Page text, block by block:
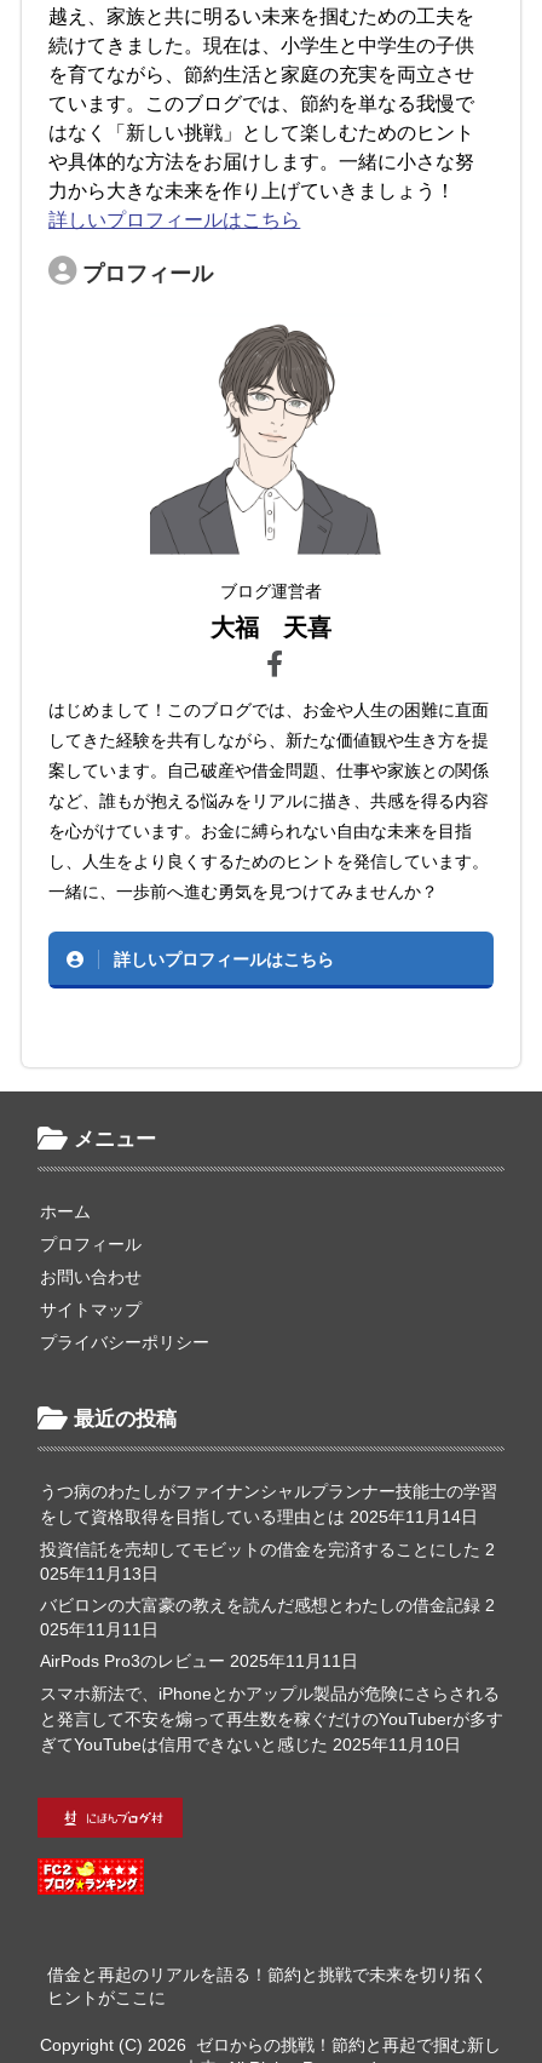
越え、家族と共に明るい未来を掴むための工夫を
続けてきました。現在は、小学生と中学生の子供
を育てながら、節約生活と家庭の充実を両立させ
ています。このブログでは、節約を単なる我慢で
はなく「新しい挑戦」として楽しむためのヒント
や具体的な方法をお届けします。一緒に小さな努
力から大きな未来を作り上げていきましょう！
詳しいプロフィールはこちら
プロフィール
ブログ運営者
大福 天喜
はじめまして！このブログでは、お金や人生の困難に直面
してきた経験を共有しながら、新たな価値観や生き方を提
案しています。自己破産や借金問題、仕事や家族との関係
など、誰もが抱える悩みをリアルに描き、共感を得る内容
を心がけています。お金に縛られない自由な未来を目指
し、人生をより良くするためのヒントを発信しています。
一緒に、一歩前へ進む勇気を見つけてみませんか？
詳しいプロフィールはこちら
メニュー
ホーム
プロフィール
お問い合わせ
サイトマップ
プライバシーポリシー
最近の投稿
うつ病のわたしがファイナンシャルプランナー技能士の学習
をして資格取得を目指している理由とは 2025年11月14日
投資信託を売却してモビットの借金を完済することにした 2
025年11月13日
バビロンの大富豪の教えを読んだ感想とわたしの借金記録 2
025年11月11日
AirPods Pro3のレビュー 2025年11月11日
スマホ新法で、iPhoneとかアップル製品が危険にさらされる
と発言して不安を煽って再生数を稼ぐだけのYouTuberが多す
ぎてYouTubeは信用できないと感じた 2025年11月10日
借金と再起のリアルを語る！節約と挑戦で未来を切り拓く
ヒントがここに
Copyright (C) 2026 ゼロからの挑戦！節約と再起で掴む新し